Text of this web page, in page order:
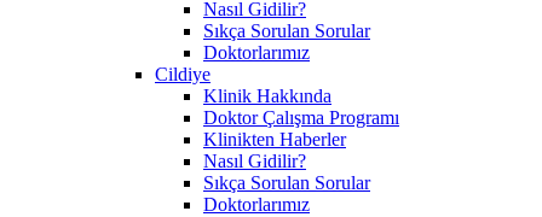
Nasıl Gidilir?
Sıkça Sorulan Sorular
Doktorlarımız
Cildiye
Klinik Hakkında
Doktor Çalışma Programı
Klinikten Haberler
Nasıl Gidilir?
Sıkça Sorulan Sorular
Doktorlarımız